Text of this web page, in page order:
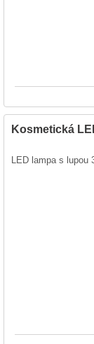
Kosmetická
LED lampa s lupou